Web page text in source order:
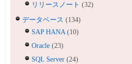
リリースノート (32)
データベース (134)
SAP HANA(10)
Oracle (23)
SQL Server (24)